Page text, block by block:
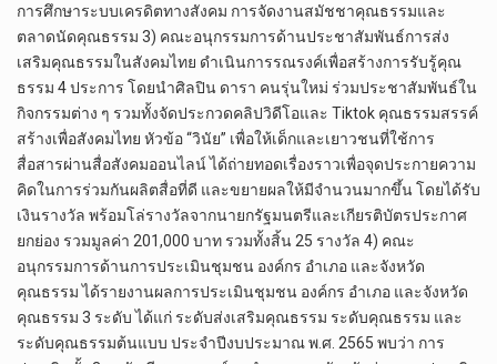
การศึกษาระบบเครดิตทางสังคม การจัดงานสมัชชาคุณธรรมและ
ตลาดนัดคุณธรรม 3) คณะอนุกรรมการด้านประชาสัมพันธ์การส่ง
เสริมคุณธรรมในสังคมไทย ดำเนินการรณรงค์เพื่อสร้างการรับรู้คุณ
ธรรม 4 ประการ โดยนำศิลปิน ดารา คนรุ่นใหม่ ร่วมประชาสัมพันธ์ใน
กิจกรรมต่าง ๆ รวมทั้งจัดประกวดคลิปวิดีโอและ Tiktok คุณธรรมสรรค์
สร้างเพื่อสังคมไทย หัวข้อ “วินัย” เพื่อให้เด็กและเยาวชนที่ใช้การ
สื่อสารผ่านสื่อสังคมออนไลน์ ได้ถ่ายทอดเรื่องราวเพื่อจุดประกายความ
คิดในการร่วมกันผลิตสื่อที่ดี และขยายผลให้มีจำนวนมากขึ้น โดยได้รับ
เงินรางวัล พร้อมโล่รางวัลจากนายกรัฐมนตรีและเกียรติบัตรประกาศ
ยกย่อง รวมมูลค่า 201,000 บาท รวมทั้งสิ้น 25 รางวัล 4) คณะ
อนุกรรมการด้านการประเมินชุมชน องค์กร อำเภอ และจังหวัด
คุณธรรม ได้รายงานผลการประเมินชุมชน องค์กร อำเภอ และจังหวัด
คุณธรรม 3 ระดับ ได้แก่ ระดับส่งเสริมคุณธรรม ระดับคุณธรรม และ
ระดับคุณธรรมต้นแบบ ประจำปีงบประมาณ พ.ศ. 2565 พบว่า การ